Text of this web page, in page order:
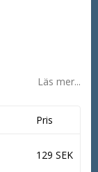
Läs mer...
Pris
129 SEK